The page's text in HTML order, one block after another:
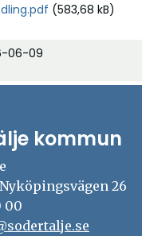
(583,68 kB)
06-09
kommun
26
00